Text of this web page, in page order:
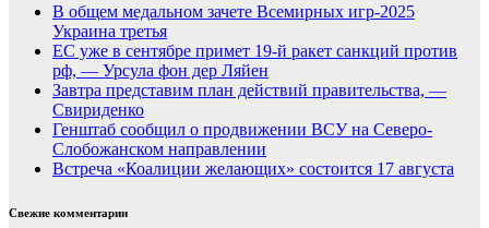
В общем медальном зачете Всемирных игр-2025
Украина третья
ЕС уже в сентябре примет 19-й ракет санкций против
рф, — Урсула фон дер Ляйен
Завтра представим план действий правительства, —
Свириденко
Генштаб сообщил о продвижении ВСУ на Северо-
Слобожанском направлении
Встреча «Коалиции желающих» состоится 17 августа
Свежие комментарии